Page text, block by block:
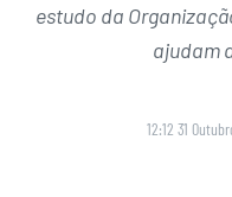
estudo da
ajudam
12:12 31